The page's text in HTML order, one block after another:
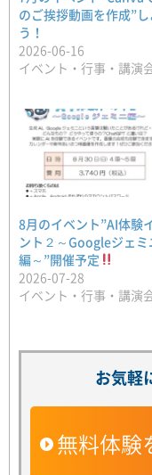
のご挨拶動画を作成”し
う！
2026-06-16
イベント・行事・講演
8月のイベント”AI体験
ント２～Googleジェミ
編～”開催予定
2026-07-28
イベント・行事・講演
お気軽
無料体験